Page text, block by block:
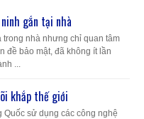
gắn tại nhà
nhà nhưng chỉ quan tâm
đề bảo mật, đã không ít lần
...
khắp thế giới
Quốc sử dụng các công nghệ